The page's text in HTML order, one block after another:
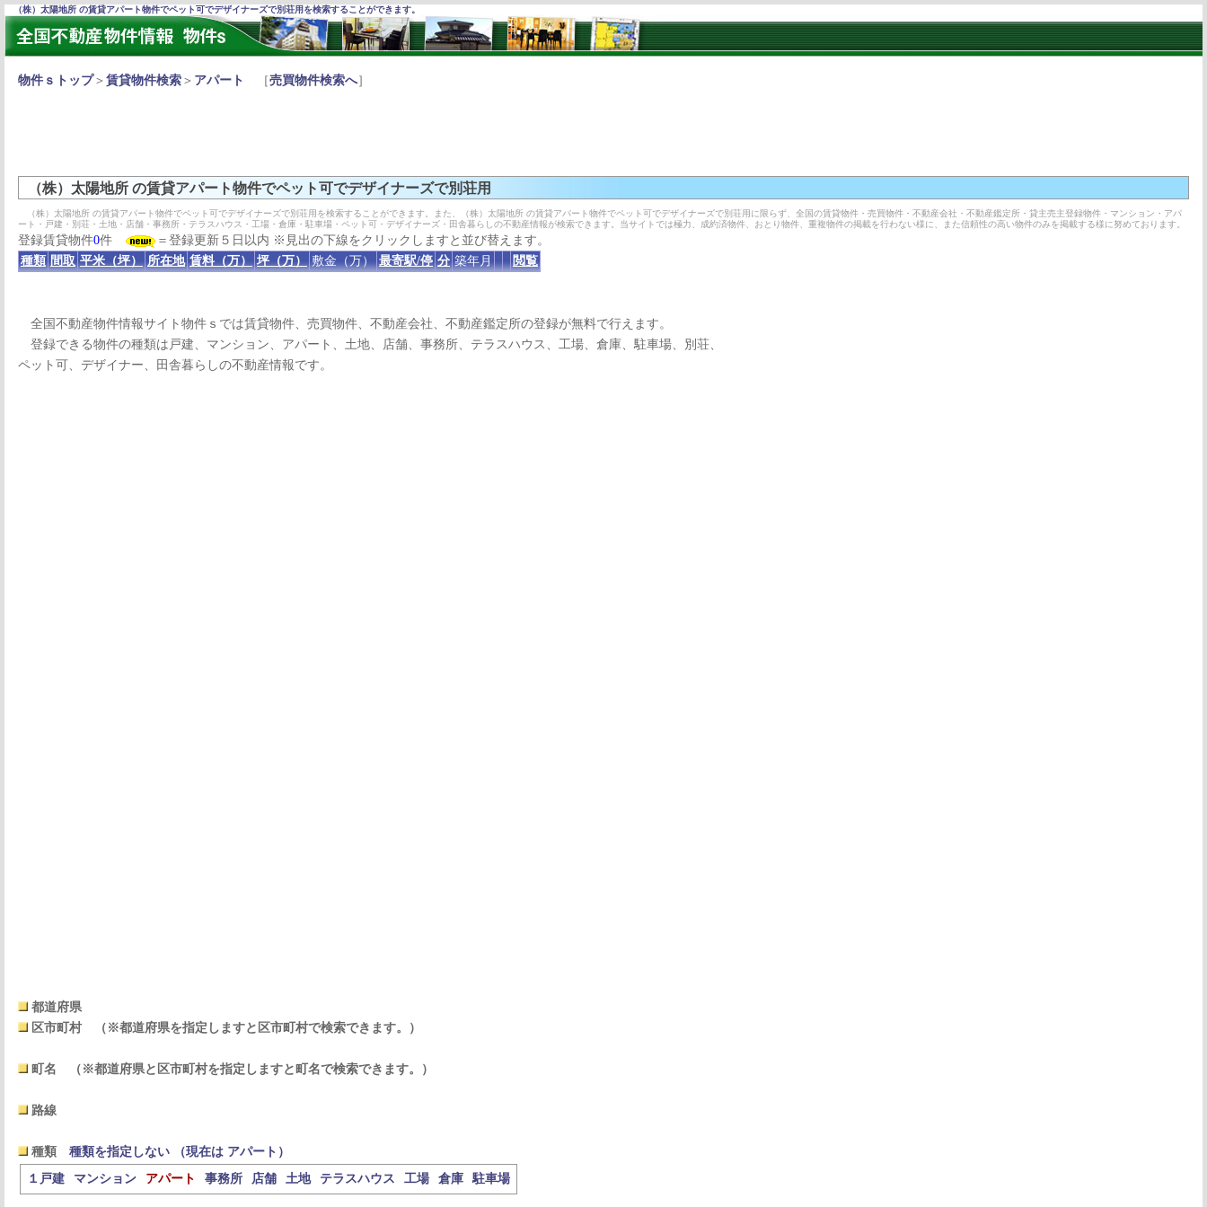
（株）太陽地所 の賃貸アパート物件でペット可でデザイナーズで別荘用を検索することができます。
物件ｓトップ＞ 賃貸物件検索 ＞ アパート ［売買物件検索へ］
（株）太陽地所 の賃貸アパート物件でペット可でデザイナーズで別荘用
（株）太陽地所 の賃貸アパート物件でペット可でデザイナーズで別荘用を検索することができます。また、（株）太陽地所 の賃貸アパート物件でペット可でデザイナーズで別荘用に限らず、全国の賃貸物件・売買物件・不動産会社・不動産鑑定所・貸主売主登録物件・マンション・アパ
ート・戸建・別荘・土地・店舗・事務所・テラスハウス・工場・倉庫・駐車場・ペット可・デザイナーズ・田舎暮らしの不動産情報が検索できます。当サイトでは極力、成約済物件、おとり物件、重複物件の掲載を行わない様に、また信頼性の高い物件のみを掲載する様に努めております。
登録賃貸物件0件
＝登録更新５日以内 ※見出の下線をクリックしますと並び替えます。
種類 間取 平米（坪） 所在地 賃料（万） 坪（万） 敷金（万） 最寄駅/停 分 築年月 閲覧
全国不動産物件情報サイト物件ｓでは賃貸物件、売買物件、不動産会社、不動産鑑定所の登録が無料で行えます。
登録できる物件の種類は戸建、マンション、アパート、土地、店舗、事務所、テラスハウス、工場、倉庫、駐車場、別荘、
ペット可、デザイナー、田舎暮らしの不動産情報です。
都道府県
区市町村
（※都道府県を指定しますと区市町村で検索できます。）
町名 （※都道府県と区市町村を指定しますと町名で検索できます。）
路線
種類
種類を指定しない （現在は アパート）
１戸建
マンション アパート 事務所 店舗 土地 テラスハウス 工場 倉庫 駐車場